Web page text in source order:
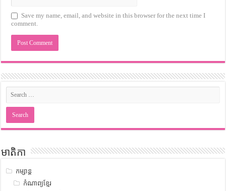
Save my name, email, and website in this browser for the next time I
comment.
មាតិកា
កម្សាន្ត
កំណាព្យខ្មែរ